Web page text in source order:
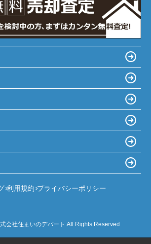
利用規約 プライバシーポリシー
会社住まいのデパート All Rights Reserved.